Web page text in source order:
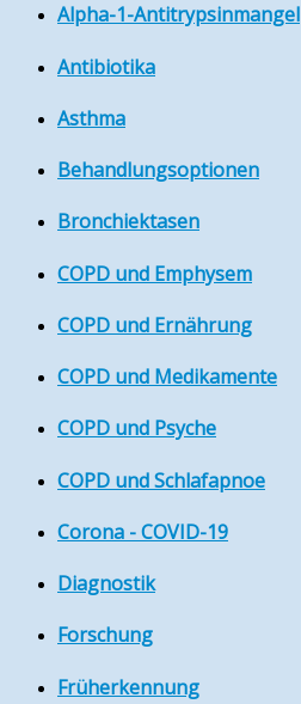
Alpha-1-Antitrypsinmangel
Antibiotika
Asthma
Behandlungsoptionen
Bronchiektasen
COPD und Emphysem
COPD und Ernährung
COPD und Medikamente
COPD und Psyche
COPD und Schlafapnoe
Corona - COVID-19
Diagnostik
Forschung
Früherkennung